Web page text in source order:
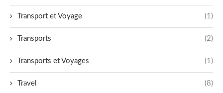
Transport et Voyage (1)
Transports (2)
Transports et Voyages (1)
Travel (8)